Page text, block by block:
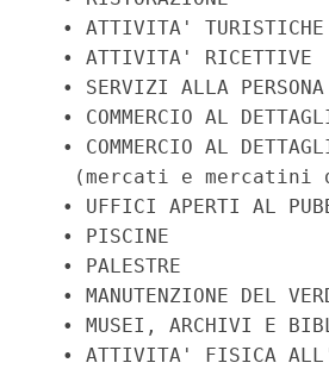
• ATTIVITA'
  • ATTIVITA' RICETTIVE
• SERVIZI ALLA
• COMMERCIO AL
• COMMERCIO AL
(mercati e
• UFFICI APERTI AL
  • PISCINE
  • PALESTRE
• MANUTENZIONE DEL
• MUSEI, ARCHIVI E
• ATTIVITA' FISICA